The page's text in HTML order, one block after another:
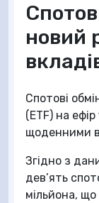
новий
Спотові
(ETF) на
щоденними
Згідно з
дев’ять
мільйона,